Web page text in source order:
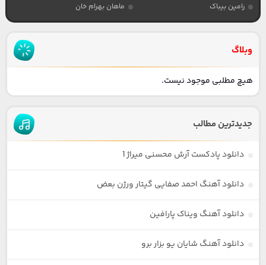
رامین بیباک
ماهان بهرام خان
وبلاگ
هیچ مطلبی موجود نیست.
جدیدترین مطالب
دانلود پادکست آرش محسنی میراژ 1
دانلود آهنگ احمد صفایی گیتار ورژن بعض
دانلود آهنگ ویناک پارافین
دانلود آهنگ شایان یو بزار برو